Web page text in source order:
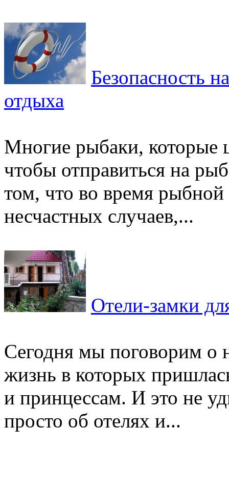
Безопасность
отдыха
Многие рыбаки,
чтобы отправиться на
том, что во время рыбной
несчастных случаев,...
Отели-замки
Сегодня мы поговорим о
жизнь в которых
и принцессам. И это не
просто об отелях и...